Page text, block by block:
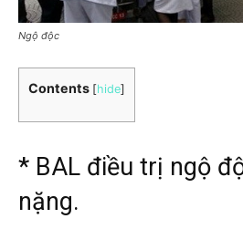
Ngộ độc
Contents [hide]
* BAL điều trị ngộ
nặng.